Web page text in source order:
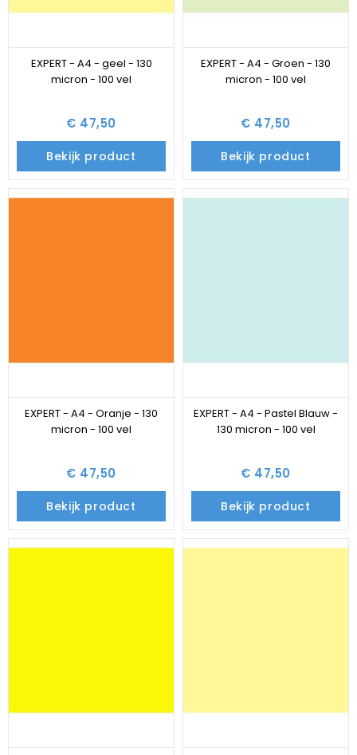
EXPERT - A4 - geel - 130
micron - 100 vel
€ 47,50
Bekijk product
EXPERT - A4 - Groen - 130
micron - 100 vel
€ 47,50
Bekijk product
EXPERT - A4 - Oranje - 130
micron - 100 vel
€ 47,50
Bekijk product
EXPERT - A4 - Pastel Blauw -
130 micron - 100 vel
€ 47,50
Bekijk product